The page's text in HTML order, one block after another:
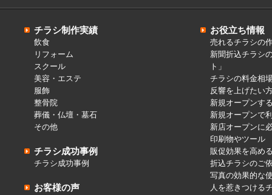
チラシ制作実績
飲食
リフォーム
スクール
美容・エステ
服飾
整骨院
葬儀・仏壇・墓石
その他
チラシ成功事例
チラシ成功事例
お客様の声
お役立ち情報
売れるチラシの
新聞折込チラシ
ト」
チラシの料金相
反響を上げたい
新規オープンす
新規オープンで
新店オープンに
印刷物やツール
販促効果を高め
折込チラシのご
写真の効果的な
人を惹きつける